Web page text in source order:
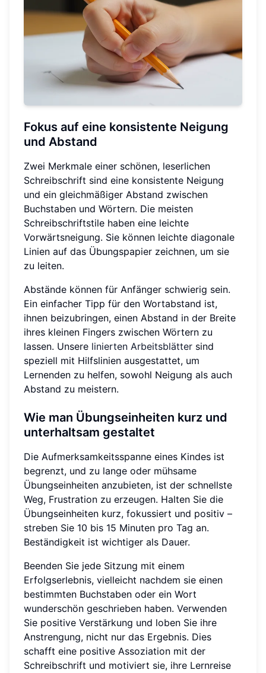
Fokus auf eine konsistente Neigung
und Abstand
Zwei Merkmale einer schönen, leserlichen
Schreibschrift sind eine konsistente Neigung
und ein gleichmäßiger Abstand zwischen
Buchstaben und Wörtern. Die meisten
Schreibschriftstile haben eine leichte
Vorwärtsneigung. Sie können leichte diagonale
Linien auf das Übungspapier zeichnen, um sie
zu leiten.
Abstände können für Anfänger schwierig sein.
Ein einfacher Tipp für den Wortabstand ist,
ihnen beizubringen, einen Abstand in der Breite
ihres kleinen Fingers zwischen Wörtern zu
lassen. Unsere linierten Arbeitsblätter sind
speziell mit Hilfslinien ausgestattet, um
Lernenden zu helfen, sowohl Neigung als auch
Abstand zu meistern.
Wie man Übungseinheiten kurz und
unterhaltsam gestaltet
Die Aufmerksamkeitsspanne eines Kindes ist
begrenzt, und zu lange oder mühsame
Übungseinheiten anzubieten, ist der schnellste
Weg, Frustration zu erzeugen. Halten Sie die
Übungseinheiten kurz, fokussiert und positiv –
streben Sie 10 bis 15 Minuten pro Tag an.
Beständigkeit ist wichtiger als Dauer.
Beenden Sie jede Sitzung mit einem
Erfolgserlebnis, vielleicht nachdem sie einen
bestimmten Buchstaben oder ein Wort
wunderschön geschrieben haben. Verwenden
Sie positive Verstärkung und loben Sie ihre
Anstrengung, nicht nur das Ergebnis. Dies
schafft eine positive Assoziation mit der
Schreibschrift und motiviert sie, ihre Lernreise